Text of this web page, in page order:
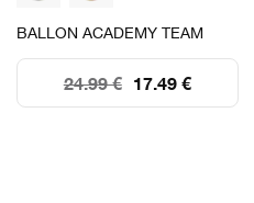
BALLON ACADEMY TEAM
17.49 €
24.99 €